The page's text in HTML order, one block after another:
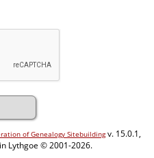
of Genealogy Sitebuildingv. 15.0.1,
Lythgoe © 2001-2026.